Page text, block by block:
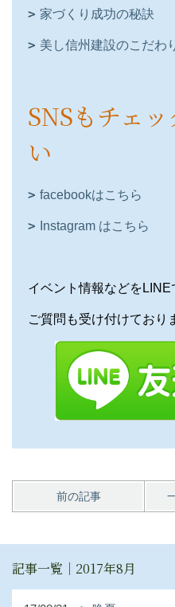
家づくり成功の秘訣
美し信州建設のこだわ
SNSもチェ
い
facebookはこちら
Instagram はこちら
イベント情報などをLINE
ご質問も受け付けており
前の記事
記事一覧｜2017年8月